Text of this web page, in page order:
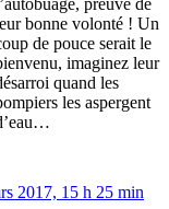
preuve de
bonne volonté ! Un
de pouce serait le
imaginez leur
quand les
les aspergent
2017, 15 h 25 min